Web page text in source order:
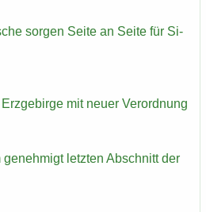
sor­gen Seite an Seite für Si­
mit neuer Ver­ord­nung
letz­ten Ab­schnitt der